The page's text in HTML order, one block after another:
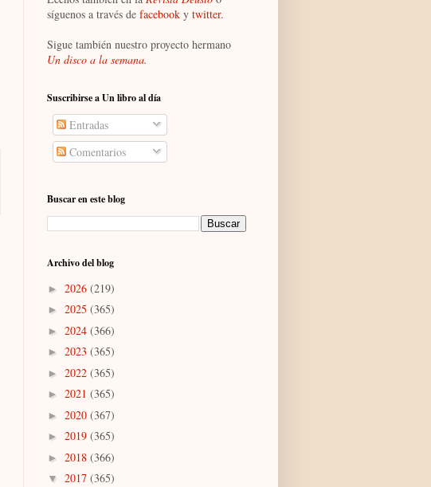
síguenos a través de facebook y twitter.
Sigue también nuestro proyecto hermano
Un disco a la semana.
Suscribirse a Un libro al día
Entradas
Comentarios
Buscar en este blog
Archivo del blog
► 2026 (219)
► 2025 (365)
► 2024 (366)
► 2023 (365)
► 2022 (365)
► 2021 (365)
► 2020 (367)
► 2019 (365)
► 2018 (366)
▼ 2017 (365)